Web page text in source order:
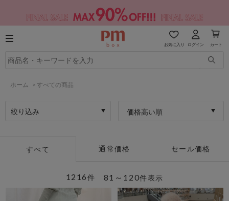
お気に入り ログイン カート
ホーム > すべての商品
絞り込み 価格高い順
すべて 通常価格 セール価格
81～120件表示
1216件